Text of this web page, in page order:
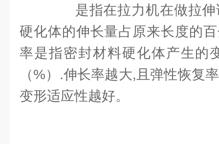
是指在拉力机在做拉伸
硬化体的伸长量占原来长度的
率是指密封材料硬化体产生的
（%）.伸长率越大,且弹性恢复
变形适应性越好。